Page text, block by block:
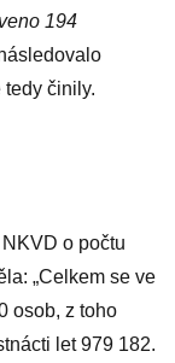
194
tedy činily.
o počtu
„Celkem se ve
osob, z toho
let 979 182.